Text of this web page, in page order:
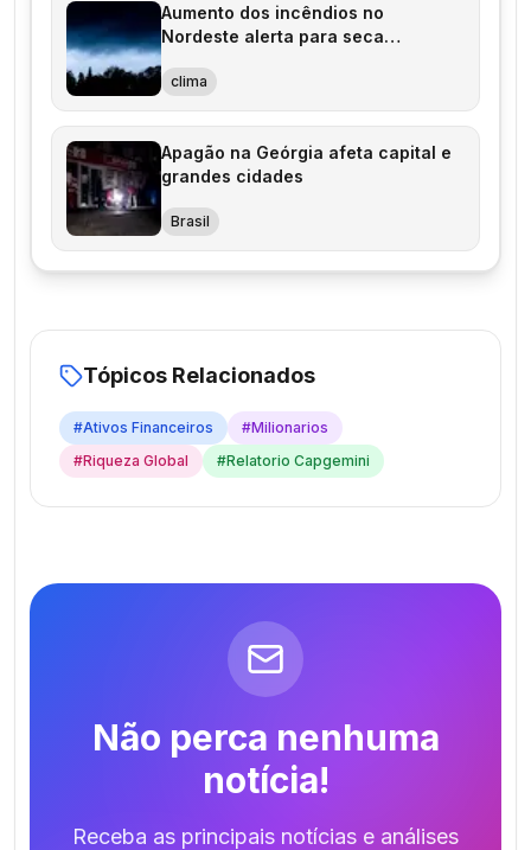
Aumento dos incêndios no
Nordeste alerta para seca
clima
Apagão na Geórgia afeta capital e
grandes cidades
Brasil
Tópicos Relacionados
#Ativos Financeiros #Milionarios
#Riqueza Global #Relatorio Capgemini
Não perca nenhuma
notícia!
Receba as principais notícias e análises